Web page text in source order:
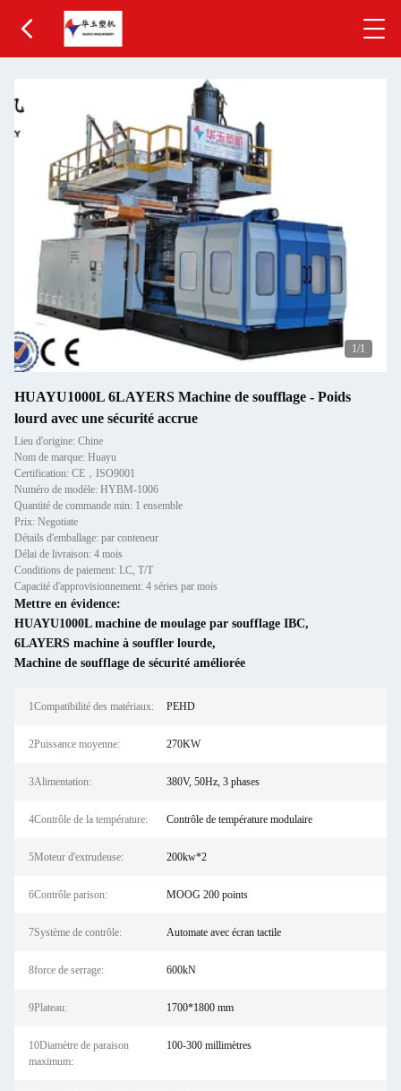
1/1
HUAYU1000L 6LAYERS Machine de soufflage - Poids
lourd avec une sécurité accrue
Lieu d'origine: Chine
Nom de marque: Huayu
Certification: CE，ISO9001
Numéro de modèle: HYBM-1006
Quantité de commande min: 1 ensemble
Prix: Negotiate
Détails d'emballage: par conteneur
Délai de livraison: 4 mois
Conditions de paiement: LC, T/T
Capacité d'approvisionnement: 4 séries par mois
Mettre en évidence:
HUAYU1000L machine de moulage par soufflage IBC,
6LAYERS machine à souffler lourde,
Machine de soufflage de sécurité améliorée
1Compatibilité des matériaux: PEHD
2Puissance moyenne: 270KW
3Alimentation: 380V, 50Hz, 3 phases
4Contrôle de la température: Contrôle de température modulaire
5Moteur d'extrudeuse: 200kw*2
6Contrôle parison: MOOG 200 points
7Système de contrôle: Automate avec écran tactile
8force de serrage: 600kN
9Plateau: 1700*1800 mm
10Diamètre de paraison
maximum:
100-300 millimètres